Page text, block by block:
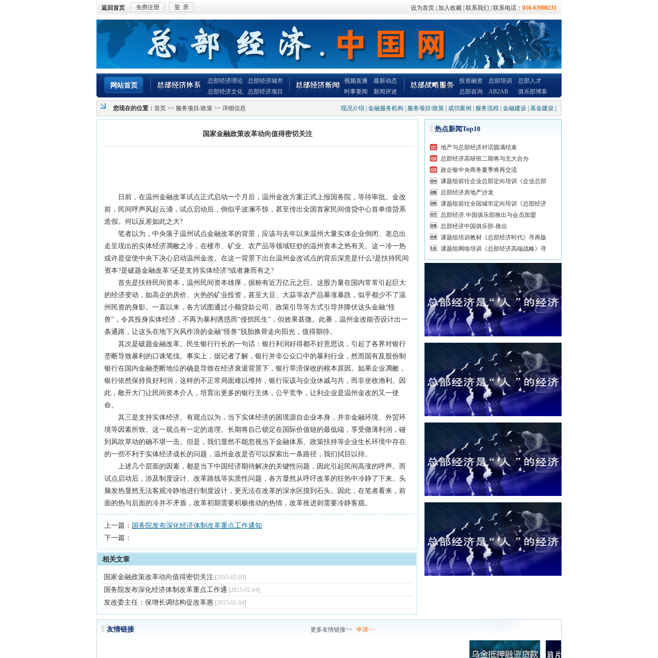
返回首页 设为首页 加入收藏 联系我们 | 联系电话： 010-63908231
网站首页
总部经济理论
总部经济文化
总部经济城市
总部经济项目
视频直播
时事要闻
最新动态
新闻评述
投资融资
总部咨询
总部培训
AB2AB
总部人才
俱乐部博客
您现在的位置： 首页 >> 服务项目/政策 >> 详细信息 现况介绍 金融服务机构 服务项目/政策 成功案例 服务流程 金融建设 基金建设
国家金融政策改革动向值得密切关注
日前，在温州金融改革试点正式启动一个月后，温州金改方案正式上报国务院，等待审批。金改
前，民间呼声风起云涌，试点启动后，倒似乎波澜不惊，甚至传出全国首家民间借贷中心首单借贷系
造假。何以反差如此之大?
笔者以为，中央落子温州试点金融改革的背景，应该与去年以来温州大量实体企业倒闭、老总出
走呈现出的实体经济凋敝之冷，在楼市、矿业、农产品等领域狂炒的温州资本之热有关。这一冷一热
或许是促使中央下决心启动温州金改。在这一背景下出台温州金改试点的背后深意是什么?是扶持民间
资本?是破题金融改革?还是支持实体经济?或者兼而有之?
首先是扶持民间资本，温州民间资本雄厚，据称有近万亿元之巨。这股力量在国内常常引起巨大
的经济变动，如高企的房价、火热的矿业投资，甚至大豆、大蒜等农产品暴涨暴跌，似乎都少不了温
州民资的身影。一直以来，各方试图通过小额贷款公司、政策引导等方式引导并降伏这头金融“怪
兽”，令其投身实体经济，不再为暴利诱惑而“侵扰民生”，但效果甚微。此番，温州金改能否设计出一
条通路，让这头在地下兴风作浪的金融“怪兽”脱胎换骨走向阳光，值得期待。
其次是破题金融改革。民生银行行长的一句话：银行利润好得都不好意思说，引起了各界对银行
垄断导致暴利的口诛笔伐。事实上，据记者了解，银行并非公众口中的暴利行业，然而国有及股份制
银行在国内金融垄断地位的确是导致在经济衰退背景下，银行旱涝保收的根本原因。如果企业凋敝，
银行依然保持良好利润，这样的不正常局面难以维持，银行应该与企业休戚与共，而非坐收渔利。因
此，敞开大门让民间资本介入，培育出更多的银行主体，公平竞争，让利企业是温州金改的又一使
命。
其三是支持实体经济。有观点以为，当下实体经济的困境源自企业本身，并非金融环境、外贸环
境等因素所致。这一观点有一定的道理。长期将自己锁定在国际价值链的最低端，享受微薄利润，碰
到风吹草动的确不堪一击。但是，我们显然不能忽视当下金融体系、政策扶持等企业生长环境中存在
的一些不利于实体经济成长的问题，温州金改是否可以探索出一条路径，我们拭目以待。
上述几个层面的因素，都是当下中国经济期待解决的关键性问题，因此引起民间高涨的呼声。而
试点启动后，涉及制度设计、改革路线等实质性问题，各方显然从呼吁改革的狂热中冷静了下来。头
脑发热显然无法客观冷静地进行制度设计，更无法在改革的深水区摸到石头。因此，在笔者看来，前
面的热与后面的冷并不矛盾，改革初期需要积极推动的热情，改革推进则需要冷静客观。
上一篇： 国务院发布深化经济体制改革重点工作通知
下一篇：
相关文章
· 国家金融政策改革动向值得密切关注 [2015-02-03]
· 国务院发布深化经济体制改革重点工作通 [2015-02-04]
·发改委主任：保增长调结构促改革惠 [2015-02-04]
热点新闻Top10
地产与总部经济对话圆满结束
总部经济高研班二期将与北大合办
政企银中央商务夏季将再交流
课题组前往企业总部定向培训《企业总部
总部经济房地产沙龙
课题组前往全国城市定向培训《总部经济
总部经济.中国俱乐部推出与会员加盟
总部经济中国俱乐部-推出
课题组培训教材《总部经济时代》寻再版
课题组网络培训《总部经济高端战略》寻
友情链接 更多友情链接>> 申请>>